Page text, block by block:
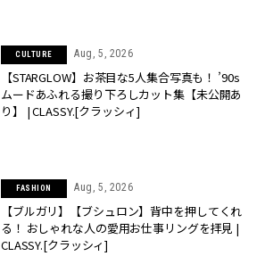
CULTURE Aug, 5, 2026
【STARGLOW】お茶目な5人集合写真も！ ’90s
ムードあふれる撮り下ろしカット集【未公開あ
り】 | CLASSY.[クラッシィ]
FASHION Aug, 5, 2026
【ブルガリ】【ブシュロン】背中を押してくれ
る！ おしゃれな人の愛用お仕事リングを拝見 |
CLASSY.[クラッシィ]